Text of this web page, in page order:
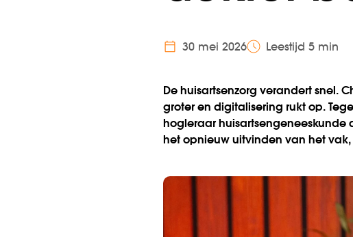
30 mei 2026 Leestijd 5 min
De huisartsenzorg verandert snel.
groter en digitalisering rukt op.
hogleraar huisartsengeneeskunde
het opnieuw uitvinden van het